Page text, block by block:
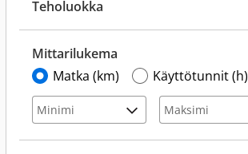
Teholuokka
Mittarilukema
Matka (km)
Käyttötunnit (h)